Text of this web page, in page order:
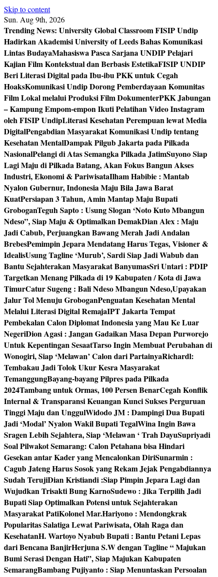
Skip to content
Sun. Aug 9th, 2026
Trending News: University Global Classroom FISIP Undip
Hadirkan Akademisi University of Leeds Bahas Komunikasi
Lintas BudayaMahasiswa Pasca Sarjana UNDIP Pelajari
Kajian Film Kontekstual dan Berbasis EstetikaFISIP UNDIP
Beri Literasi Digital pada Ibu-ibu PKK untuk Cegah
HoaksKomunikasi Undip Dorong Pemberdayaan Komunitas
Film Lokal melalui Produksi Film DokumenterPKK Jabungan
– Kampung Empom-empon Ikuti Pelatihan Video Instagram
oleh FISIP UndipLiterasi Kesehatan Perempuan lewat Media
DigitalPengabdian Masyarakat Komunikasi Undip tentang
Kesehatan MentalDampak Pilgub Jakarta pada Pilkada
NasionalPelangi di Atas Semangka Pilkada JatimSuyono Siap
Lagi Maju di Pilkada Batang, Akan Fokus Bangun Akses
Industri, Ekonomi & PariwisataIlham Habibie : Mantab
Nyalon Gubernur, Indonesia Maju Bila Jawa Barat
KuatPersiapan 3 Tahun, Amin Mantap Maju Bupati
GroboganTeguh Sapto : Usung Slogan ‘Noto Kuto Mbangun
Ndeso”, Siap Maju & Optimalkan DemakDian Alex : Maju
Jadi Cabub, Perjuangkan Bawang Merah Jadi Andalan
BrebesPemimpin Jepara Mendatang Harus Tegas, Visioner &
IdealisUsung Tagline ‘Murub’, Sardi Siap Jadi Wabub dan
Bantu Sejahterakan Masyarakat BanyumasSri Untari : PDIP
Targetkan Menang Pilkada di 19 Kabupaten / Kota di Jawa
TimurCatur Sugeng : Bali Ndeso Mbangun Ndeso,Upayakan
Jalur Tol Menuju GroboganPenguatan Kesehatan Mental
Melalui Literasi Digital RemajaIPT Jakarta Tempat
Pembekalan Calon Diplomat Indonesia yang Mau Ke Luar
NegeriDion Agasi : Jangan Gadaikan Masa Depan Purworejo
Untuk Kepentingan SesaatTarso Ingin Membuat Perubahan di
Wonogiri, Siap ‘Melawan’ Calon dari PartainyaRichardl:
Tembakau Jadi Tolok Ukur Kesra Masyarakat
TemanggungBayang-bayang Pilpres pada Pilkada
2024Tambang untuk Ormas, 100 Persen BenarCegah Konflik
Internal & Transparansi Keuangan Kunci Sukses Perguruan
Tinggi Maju dan UnggulWidodo JM : Dampingi Dua Bupati
Jadi ‘Modal’ Nyalon Wakil Bupati TegalWina Ingin Bawa
Sragen Lebih Sejahtera, Siap ‘Melawan ‘ Trah DayuSupriyadi
Soal Pilwakot Semarang: Calon Petahana bisa Hindari
Gesekan antar Kader yang Mencalonkan DiriSunarmin :
Cagub Jateng Harus Sosok yang Rekam Jejak Pengabdiannya
Sudah TerujiDian Kristiandi :Siap Pimpin Jepara Lagi dan
Wujudkan Trisakti Bung KarnoSudewo : Jika Terpilih Jadi
Bupati Siap Optimalkan Potensi untuk Sejahterakan
Masyarakat PatiKolonel Mar.Hariyono : Mendongkrak
Popularitas Salatiga Lewat Pariwisata, Olah Raga dan
KesehatanH. Wartoyo Nyabub Bupati : Bantu Petani Lepas
dari Bencana BanjirHerjuna S.W dengan Tagline “ Majukan
Bumi Serasi Dengan Hati”, Siap Majukan Kabupaten
SemarangBambang Pujiyanto : Siap Menuntaskan Persoalan